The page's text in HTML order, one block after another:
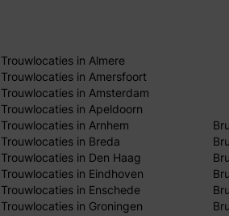
Trouwlocaties in Almere
Trouwlocaties in Amersfoort
Trouwlocaties in Amsterdam
Trouwlocaties in Apeldoorn
Trouwlocaties in Arnhem
Trouwlocaties in Breda
Trouwlocaties in Den Haag
Trouwlocaties in Eindhoven
Trouwlocaties in Enschede
Trouwlocaties in Groningen